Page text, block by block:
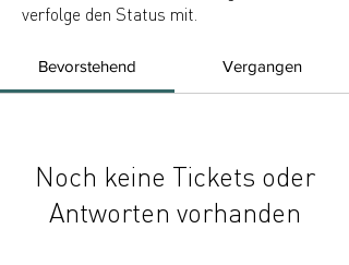
verfolge den Status mit.
Bevorstehend Vergangen
Noch keine Tickets oder
Antworten vorhanden